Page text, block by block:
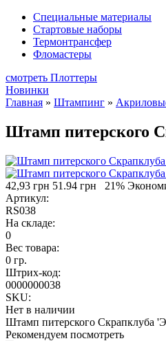
Специальные материалы
Стартовые наборы
Термонтрансфер
Фломастеры
смотреть Плоттеры
Новинки
Главная » Штампинг »
Штамп питерского
42,93 грн 51.94 грн
21%
Артикул:
RS038
На складе:
0
Вес товара:
0 гр.
Штрих-код:
0000000038
SKU:
Нет в наличии
Штамп питерского Скрапклуба
Рекомендуем посмотреть